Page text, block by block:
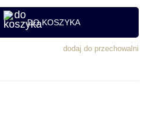
DO KOSZYKA
dodaj do przechowalni